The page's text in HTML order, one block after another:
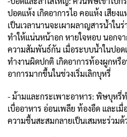
ปอดแห้ง เกิดอาการไอ คอแห้ง เสียง
เป็นเวลานานจะเผาผลาญสารน้ำใน
ทำให้แน่นหน้าอก หายใจหอบ นอกจ
ความสัมพันธ์กัน เมื่อระบบน้ำในปอด
ทำงานผิดปกติ เกิดอาการท้องผูกหรื
อาการมากขึ้นในช่วงเริ่มเลิกบุหรี่
- ม้ามและกระเพาะอาหาร: พิษบุหรี่
เบื่ออาหาร อ่อนเพลีย ท้องอืด และเ
ความชื้นสะสมกลายเป็นเสมหะร่วมด้